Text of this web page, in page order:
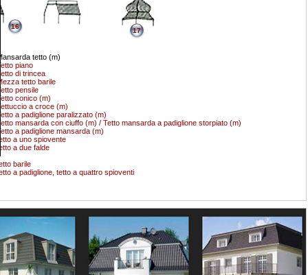
tetto (m)
piano
di trincea
tetto barile
pensile
conico (m)
a croce (m)
a padiglione paralizzato (m)
mansarda con ciuffo (m) / Tetto mansarda a padiglione storpiato (m)
a padiglione mansarda (m)
a uno spiovente
a due falde
barile
a padiglione, tetto a quattro spioventi
16
17